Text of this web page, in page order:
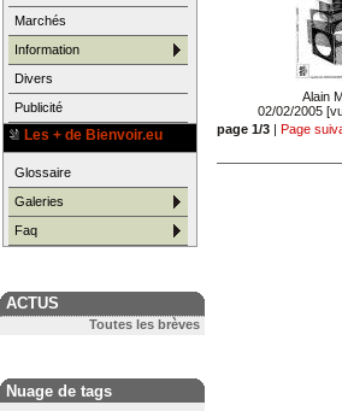
Marchés
Information
Divers
Publicité
Les + de Bienvoir.eu
Glossaire
Galeries
Faq
ACTUS
Toutes les brèves
Nuage de tags
Alain
02/02/2005
page 1/3 | Page